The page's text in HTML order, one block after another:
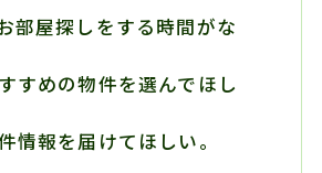
部屋探しをする時間がな
すめの物件を選んでほし
情報を届けてほしい。